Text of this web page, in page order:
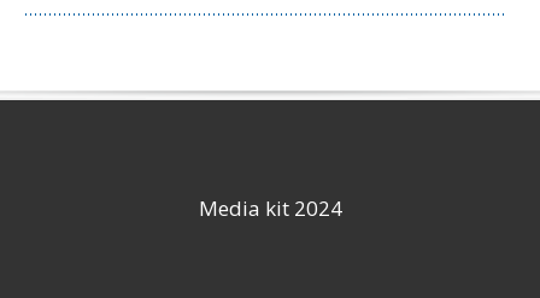
Media kit 2024